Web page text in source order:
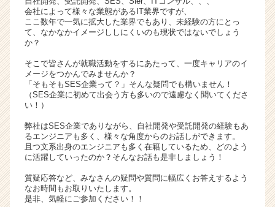
活
サ
イ
チ
ア
キ
ャ
ア
（C
h
e
e
r
C
会社によって様々な業態があるIT業界ですが、
ここ数年で一気に拡大した業界でもあり、未経験の方にとっ
て、なかなかイメージししにくいのも現状ではないでしょう
か？
そこで皆さんが就職活動をするにあたって、一度キャリアのイ
メージをつかんでみませんか？
「そもそもSES企業って？」そんな疑問でも構いません！
（SES企業に初めて出会う方も多いので遠慮なく聞いてくださ
い！）
弊社はSES企業でありながら、自社開発や受託開発の経験もあ
るエンジニアも多く、様々な角度からのお話しができます。
且つ文系出身のエンジニアも多く在籍しているため、どのよう
に活躍していったのか？そんなお話も是非しましょう！
質疑応答など、みなさんの疑問や質問に幅広くお答えするよう
なお時間もお取りいたします。
是非、気軽にご参加ください！！